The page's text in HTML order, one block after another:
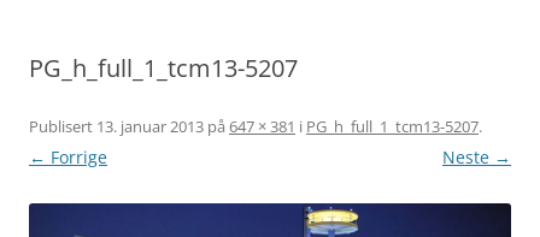
PG_h_full_1_tcm13-5207
Publisert 13. januar 2013 på 647 × 381 i PG_h_full_1_tcm13-5207.
← Forrige Neste →